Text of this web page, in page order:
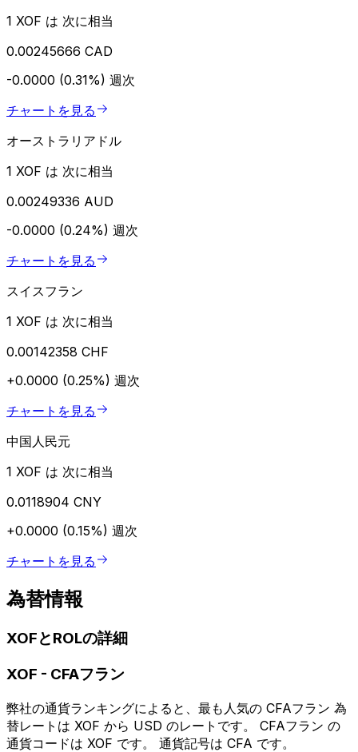
1 XOF は 次に相当
0.00245666 CAD
-0.0000 (0.31%) 週次
チャートを見る
オーストラリアドル
1 XOF は 次に相当
0.00249336 AUD
-0.0000 (0.24%) 週次
チャートを見る
スイスフラン
1 XOF は 次に相当
0.00142358 CHF
+0.0000 (0.25%) 週次
チャートを見る
中国人民元
1 XOF は 次に相当
0.0118904 CNY
+0.0000 (0.15%) 週次
チャートを見る
為替情報
XOFとROLの詳細
XOF - CFAフラン
弊社の通貨ランキングによると、最も人気の CFAフラン 為
替レートは XOF から USD のレートです。 CFAフラン の
通貨コードは XOF です。 通貨記号は CFA です。